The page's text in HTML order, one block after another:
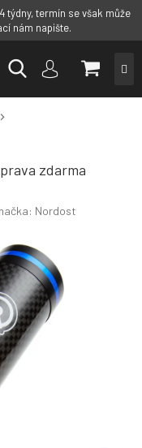
týdny, termín se však může
nám napište.
KOŠÍK
zdarma
Nordost